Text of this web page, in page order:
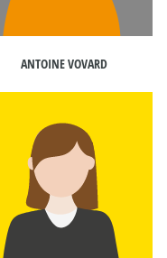
ANTOINE VOVARD